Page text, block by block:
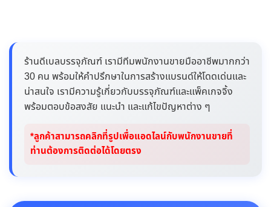
ร้านดีเบลบรรจุภัณฑ์ เรามีทีมพนักงานขายมืออาชีพมากกว่า
30 คน พร้อมให้คำปรึกษาในการสร้างแบรนด์ให้โดดเด่นและ
น่าสนใจ เรามีความรู้เกี่ยวกับบรรจุภัณฑ์และแพ็คเกจจิ้ง
พร้อมตอบข้อสงสัย แนะนำ และแก้ไขปัญหาต่าง ๆ
*ลูกค้าสามารถคลิกที่รูปเพื่อแอดไลน์กับพนักงานขายที่
ท่านต้องการติดต่อได้โดยตรง